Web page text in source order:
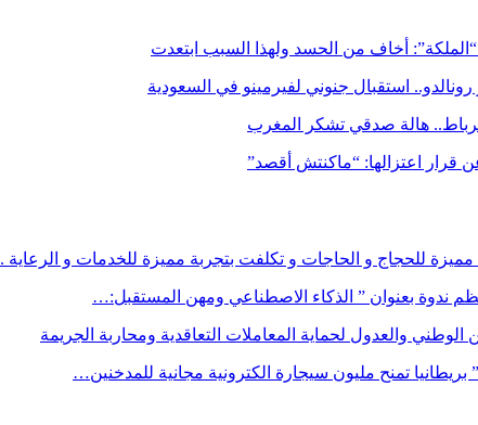
“الملكة”: أخاف من الحسد ولهذا السبب ابتعدت
استقبال جنوني لفيرمينو في السعودية
هالة صدقي تشكر المغرب
قرار اعتزالها: “ماكنتش أقصد”
للحجاج و الحاجات و تكلفت بتجربة مميزة للخدمات و الرعاية .
الوطني والعدول لحماية المعاملات التعاقدية ومحاربة الجريمة
تمنح مليون سيجارة الكترونية مجانية للمدخنين…